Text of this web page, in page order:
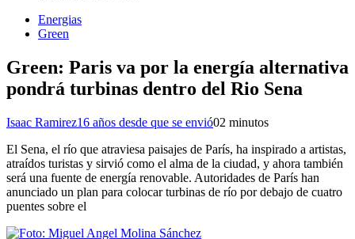
Energias
Green
Green: Paris va por la energía alternativa
pondrá turbinas dentro del Rio Sena
Isaac Ramirez16 años desde que se envió02 minutos
El Sena, el río que atraviesa paisajes de París, ha inspirado a artistas,
atraídos turistas y sirvió como el alma de la ciudad, y ahora también
será una fuente de energía renovable. Autoridades de París han
anunciado un plan para colocar turbinas de río por debajo de cuatro
puentes sobre el